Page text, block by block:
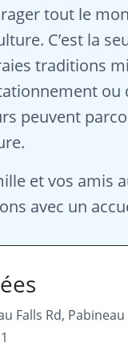
tout le
C’est la
traditions
ou
peuvent
et vos amis
avec un
Falls Rd,